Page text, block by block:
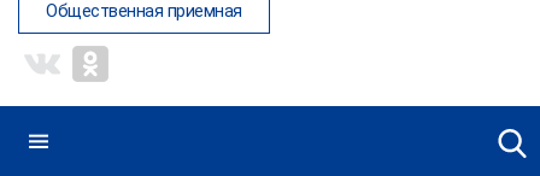
Общественная приемная